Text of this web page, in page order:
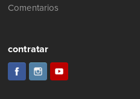
Comentarios
contratar